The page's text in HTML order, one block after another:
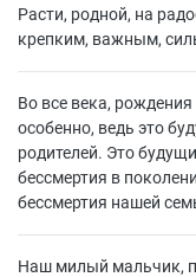
Расти, родной, на
крепким, важным,
Во все века,
особенно, ведь это
родителей. Это
бессмертия в
бессмертия нашей
Наш милый мальчик,